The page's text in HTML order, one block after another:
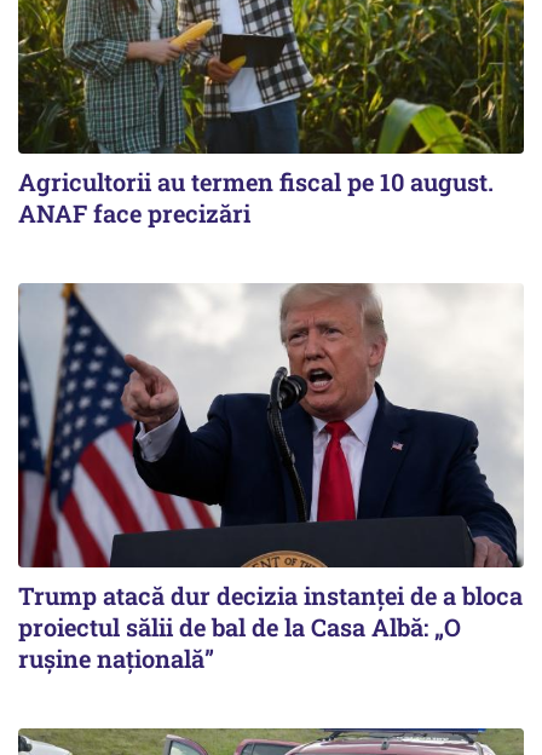
Agricultorii au termen fiscal pe 10 august.
ANAF face precizări
Trump atacă dur decizia instanţei de a bloca
proiectul sălii de bal de la Casa Albă: „O
ruşine naţională”